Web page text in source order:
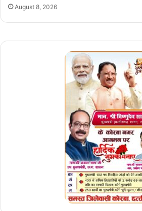
August 8, 2026